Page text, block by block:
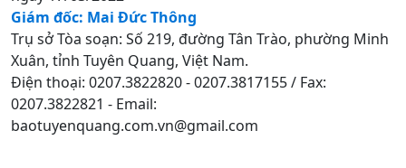
Giám đốc: Mai Đức Thông
Trụ sở Tòa soạn: Số 219, đường Tân Trào, phường Minh
Xuân, tỉnh Tuyên Quang, Việt Nam.
Điện thoại: 0207.3822820 - 0207.3817155 / Fax:
0207.3822821 - Email:
baotuyenquang.com.vn@gmail.com